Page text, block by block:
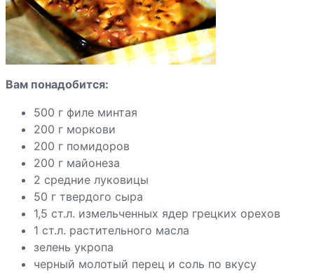
Вам понадобится:
500 г филе минтая
200 г моркови
200 г помидоров
200 г майонеза
2 средние луковицы
50 г твердого сыра
1,5 ст.л. измельченных ядер грецких орехов
1 ст.л. растительного масла
зелень укропа
черный молотый перец и соль по вкусу